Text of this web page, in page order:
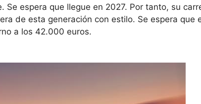
Se espera que llegue en 2027. Por tanto, su
de esta generación con estilo. Se espera que
a los 42.000 euros.